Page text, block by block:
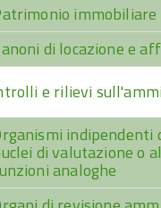
immobiliare
di locazione e
e rilievi
indipendenti
di valutazione o
analoghe